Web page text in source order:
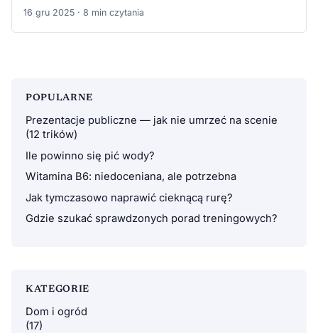
16 gru 2025 · 8 min czytania
POPULARNE
Prezentacje publiczne — jak nie umrzeć na scenie
(12 trików)
Ile powinno się pić wody?
Witamina B6: niedoceniana, ale potrzebna
Jak tymczasowo naprawić cieknącą rurę?
Gdzie szukać sprawdzonych porad treningowych?
KATEGORIE
Dom i ogród
(17)